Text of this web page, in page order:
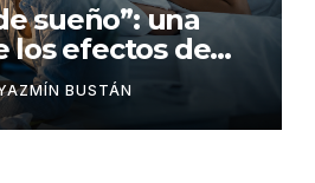
sueño”: una
los efectos de
la salud física y
BUSTÁN